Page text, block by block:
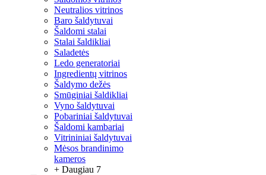
Neutralios vitrinos
Baro šaldytuvai
Šaldomi stalai
Stalai šaldikliai
Saladetės
Ledo generatoriai
Ingredientų vitrinos
Šaldymo dežės
Smūginiai šaldikliai
Vyno šaldytuvai
Pobariniai šaldytuvai
Šaldomi kambariai
Vitrininiai šaldytuvai
Mėsos brandinimo
kameros
+ Daugiau 7